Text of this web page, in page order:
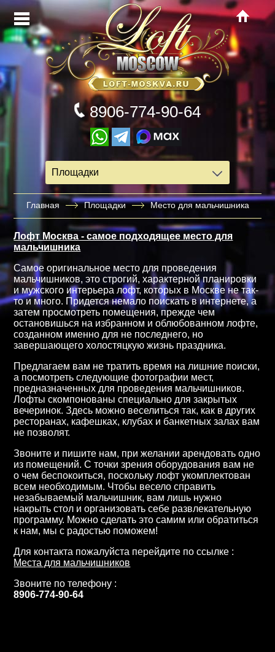
8906-774-90-64
Площадки
Главная Площадки Место для мальчишника
Лофт Москва - самое подходящее место для
мальчишника
Самое оригинальное место для проведения
мальчишников, это строгий, характерной планировки
и мужского интерьера лофт, которых в Москве не так-
то и много. Придется немало поискать в интернете, а
затем просмотреть помещения, прежде чем
остановишься на избранном и облюбованном лофте,
созданном именно для не последнего, но
завершающего холостяцкую жизнь праздника.
Предлагаем вам не тратить время на лишние поиски,
а посмотреть следующие фотографии мест,
предназначенных для проведения мальчишников.
Лофты скомпонованы специально для закрытых
вечеринок. Здесь можно веселиться так, как в других
ресторанах, кафешках, клубах и банкетных залах вам
не позволят.
Звоните и пишите нам, при желании арендовать одно
из помещений. С точки зрения оборудования вам не
о чем беспокоиться, поскольку лофт укомплектован
всем необходимым. Чтобы весело справить
незабываемый мальчишник, вам лишь нужно
накрыть стол и организовать себе развлекательную
программу. Можно сделать это самим или обратиться
к нам, мы с радостью поможем!
Для контакта пожалуйста перейдите по ссылке :
Места для мальчишников
Звоните по телефону :
8906-774-90-64